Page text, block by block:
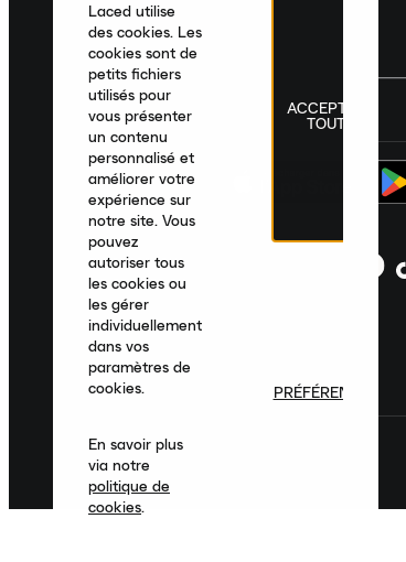
France|Français
Laced utilise
des cookies. Les
cookies sont de
petits fichiers
utilisés pour
vous présenter
un contenu
personnalisé et
améliorer votre
expérience sur
notre site. Vous
pouvez
autoriser tous
les cookies ou
les gérer
individuellement
dans vos
paramètres de
cookies.
En savoir plus
via notre
politique de
cookies.
ACCEPTER
TOUT
PRÉFÉRENCES